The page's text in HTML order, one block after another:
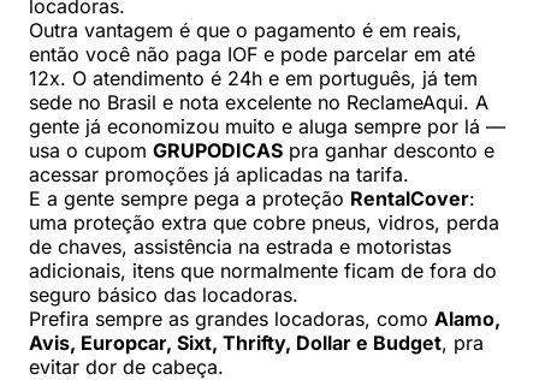
locadoras.
Outra vantagem é que o pagamento é em reais,
então você não paga IOF e pode parcelar em até
12x. O atendimento é 24h e em português, já tem
sede no Brasil e nota excelente no ReclameAqui. A
gente já economizou muito e aluga sempre por lá —
usa o cupom GRUPODICAS pra ganhar desconto e
acessar promoções já aplicadas na tarifa.
E a gente sempre pega a proteção RentalCover:
uma proteção extra que cobre pneus, vidros, perda
de chaves, assistência na estrada e motoristas
adicionais, itens que normalmente ficam de fora do
seguro básico das locadoras.
Prefira sempre as grandes locadoras, como Alamo,
Avis, Europcar, Sixt, Thrifty, Dollar e Budget, pra
evitar dor de cabeça.